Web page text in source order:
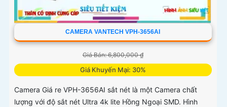
CAMERA VANTECH VPH-3656AI
Giá Bán: 6,800,000 ₫
Giá Khuyến Mại: 30%
Camera Giá re VPH-3656AI sắt nét là một Camera chất
lượng với độ sắt nét Ultra 4k lite Hồng Ngoại SMD. Hình